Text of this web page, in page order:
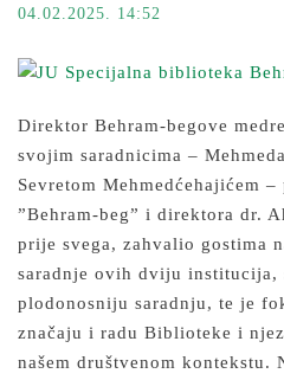
04.02.2025. 14:52
Direktor Behram-begove
svojim saradnicima –
Sevretom Mehmedćehajićem
”Behram-beg” i direktora dr.
prije svega, zahvalio gostima
saradnje ovih dviju institucija,
plodonosniju saradnju, te je
značaju i radu Biblioteke i
našem društvenom kontekstu.